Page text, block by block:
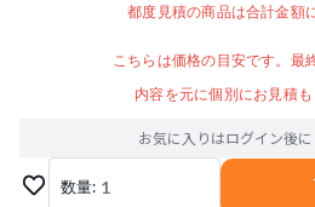
都度見積の商品は合計金額
こちらは価格の目安です。最
内容を元に個別にお見積も
お気に入りはログイン後
数量: 1